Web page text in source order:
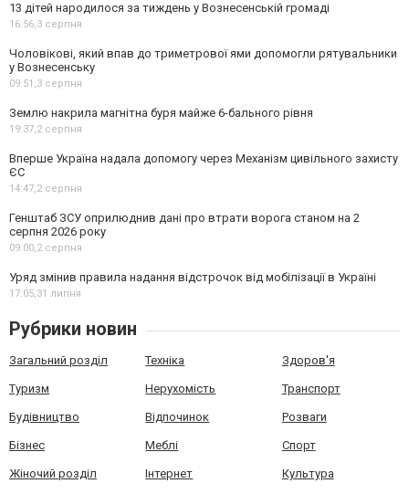
13 дітей народилося за тиждень у Вознесенській громаді
16:56,3 серпня
Чоловікові, який впав до триметрової ями допомогли рятувальники
у Вознесенську
09:51,3 серпня
Землю накрила магнітна буря майже 6-бального рівня
19:37,2 серпня
Вперше Україна надала допомогу через Механізм цивільного захисту
ЄС
14:47,2 серпня
Генштаб ЗСУ оприлюднив дані про втрати ворога станом на 2
серпня 2026 року
09:00,2 серпня
Уряд змінив правила надання відстрочок від мобілізації в Україні
17:05,31 липня
Рубрики новин
Загальний розділ Техніка Здоров'я
Туризм Нерухомість Транспорт
Будівництво Відпочинок Розваги
Бізнес Меблі Спорт
Жіночий розділ Інтернет Культура